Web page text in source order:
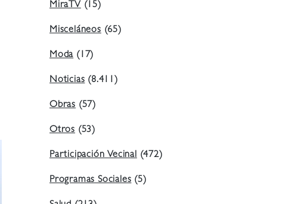
MiraTV(15)
Misceláneos(65)
Moda(17)
Noticias(8.411)
Obras (57)
Otros (53)
Participación Vecinal(472)
Programas Sociales(5)